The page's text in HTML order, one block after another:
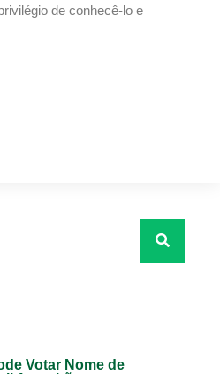
de conhecê-lo e
Votar Nome de